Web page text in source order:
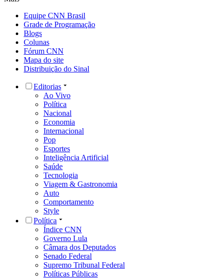
Equipe CNN Brasil
Grade de Programação
Blogs
Colunas
Fórum CNN
Mapa do site
Distribuição do Sinal
Editorias
Ao Vivo
Política
Nacional
Economia
Internacional
Pop
Esportes
Inteligência Artificial
Saúde
Tecnologia
Viagem & Gastronomia
Auto
Comportamento
Style
Política
Índice CNN
Governo Lula
Câmara dos Deputados
Senado Federal
Supremo Tribunal Federal
Políticas Públicas